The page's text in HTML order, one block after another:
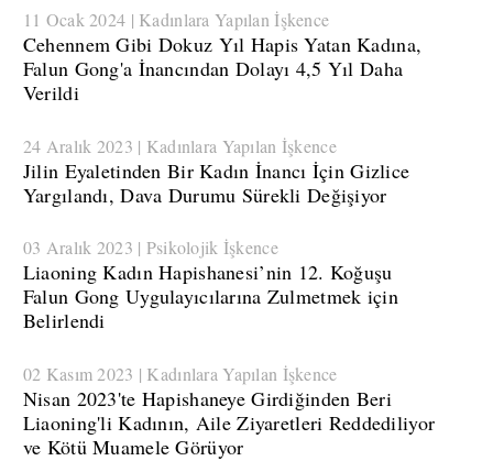
11 Ocak 2024 | Kadınlara Yapılan İşkence
​Cehennem Gibi Dokuz Yıl Hapis Yatan Kadına,
Falun Gong'a İnancından Dolayı 4,5 Yıl Daha
Verildi
24 Aralık 2023 | Kadınlara Yapılan İşkence
​Jilin Eyaletinden Bir Kadın İnancı İçin Gizlice
Yargılandı, Dava Durumu Sürekli Değişiyor
03 Aralık 2023 | Psikolojik İşkence
​Liaoning Kadın Hapishanesi’nin 12. Koğuşu
Falun Gong Uygulayıcılarına Zulmetmek için
Belirlendi
02 Kasım 2023 | Kadınlara Yapılan İşkence
​Nisan 2023'te Hapishaneye Girdiğinden Beri
Liaoning'li Kadının, Aile Ziyaretleri Reddediliyor
ve Kötü Muamele Görüyor